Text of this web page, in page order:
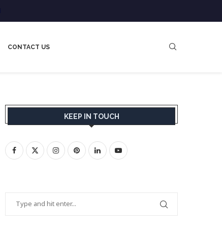
CONTACT US
KEEP IN TOUCH